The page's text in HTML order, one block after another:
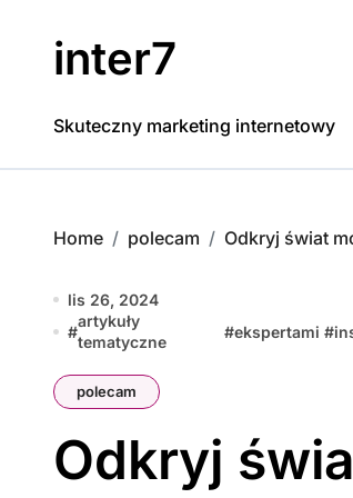
inter7
Skuteczny marketing internetowy
Home polecam Odkryj świat
lis 26, 2024
#
artykuły
tematyczne
#ekspertami #
polecam
Odkryj